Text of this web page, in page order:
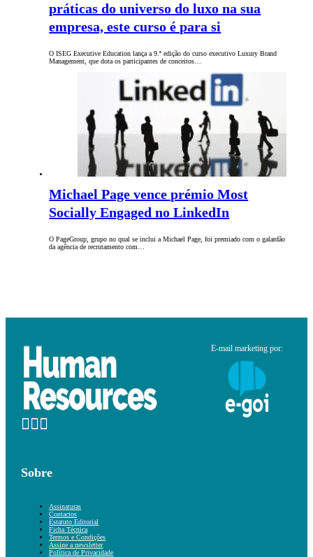
práticas do universo do luxo na sua
empresa, este curso é para si
O ISEG Executive Education lança a 9.ª edição do curso executivo Luxury Brand
Management, que dota os participantes de conceitos…
Michael Page vence prémio Most
Socially Engaged no LinkedIn
O PageGroup, grupo no qual se inclui a Michael Page, foi premiado com o galardão
da agência de recrutamento com…
E-mail marketing por:
Sobre
Assinaturas
Contactos
Estatuto Editorial
Ficha Técnica
Termos e Condições
Assine a newsletter
Política de Privacidade